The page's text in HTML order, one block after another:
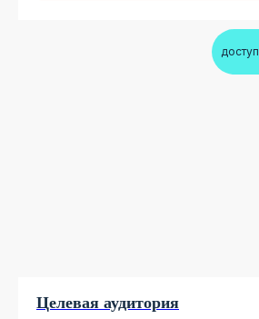
Целевая аудитория